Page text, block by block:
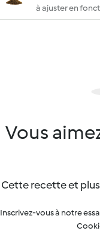
à ajuster en
Vous
Cette recette et
Inscrivez-vous à notre